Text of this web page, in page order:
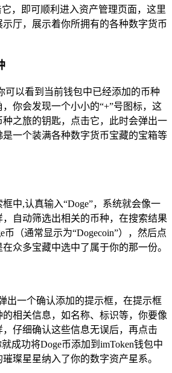
，即可顺利进入资产管理页面，这里
厅，展示着你所拥有的各种数字货币
可以看到当前钱包中已经添加的币种
你会发现一个小小的“+”号图标，这
之旅的钥匙，点击它，此时会弹出一
一个装满各种数字货币宝藏的宝箱等
中,认真输入“Doge”，系统就会像一
自动筛选出相关的币种，在搜索结果
币（通常显示为“Dogecoin”），然后点
众多宝藏中选中了属于你的那一份。
出一个确认添加的提示框，在提示框
相关信息，如名称、标识等，你要像
仔细确认这些信息无误后，再点击
成功将Doge币添加到imToken钱包中
璨星星纳入了你的数字资产星系。